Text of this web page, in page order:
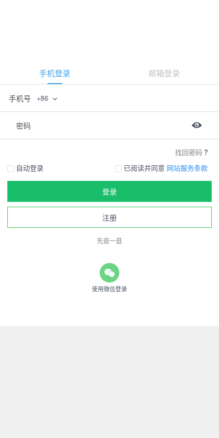
手机登录 邮箱登录
手机号 +86
密码
找回密码
自动登录
已阅读并同意 网站服务条款
登录
注册
先逛一逛
使用微信登录